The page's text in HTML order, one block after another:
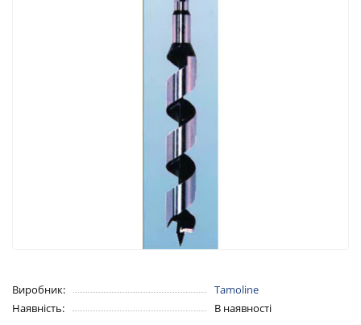
Виробник:
Tamoline
Наявність:
В наявності